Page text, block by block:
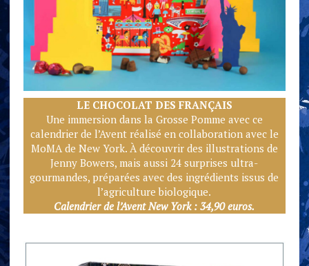
LE CHOCOLAT DES FRANÇAIS
Une immersion dans la Grosse Pomme avec ce
calendrier de l’Avent réalisé en collaboration avec le
MoMA de New York. À découvrir des illustrations de
Jenny Bowers, mais aussi 24 surprises ultra-
gourmandes, préparées avec des ingrédients issus de
l’agriculture biologique.
Calendrier de l’Avent New York : 34,90 euros.